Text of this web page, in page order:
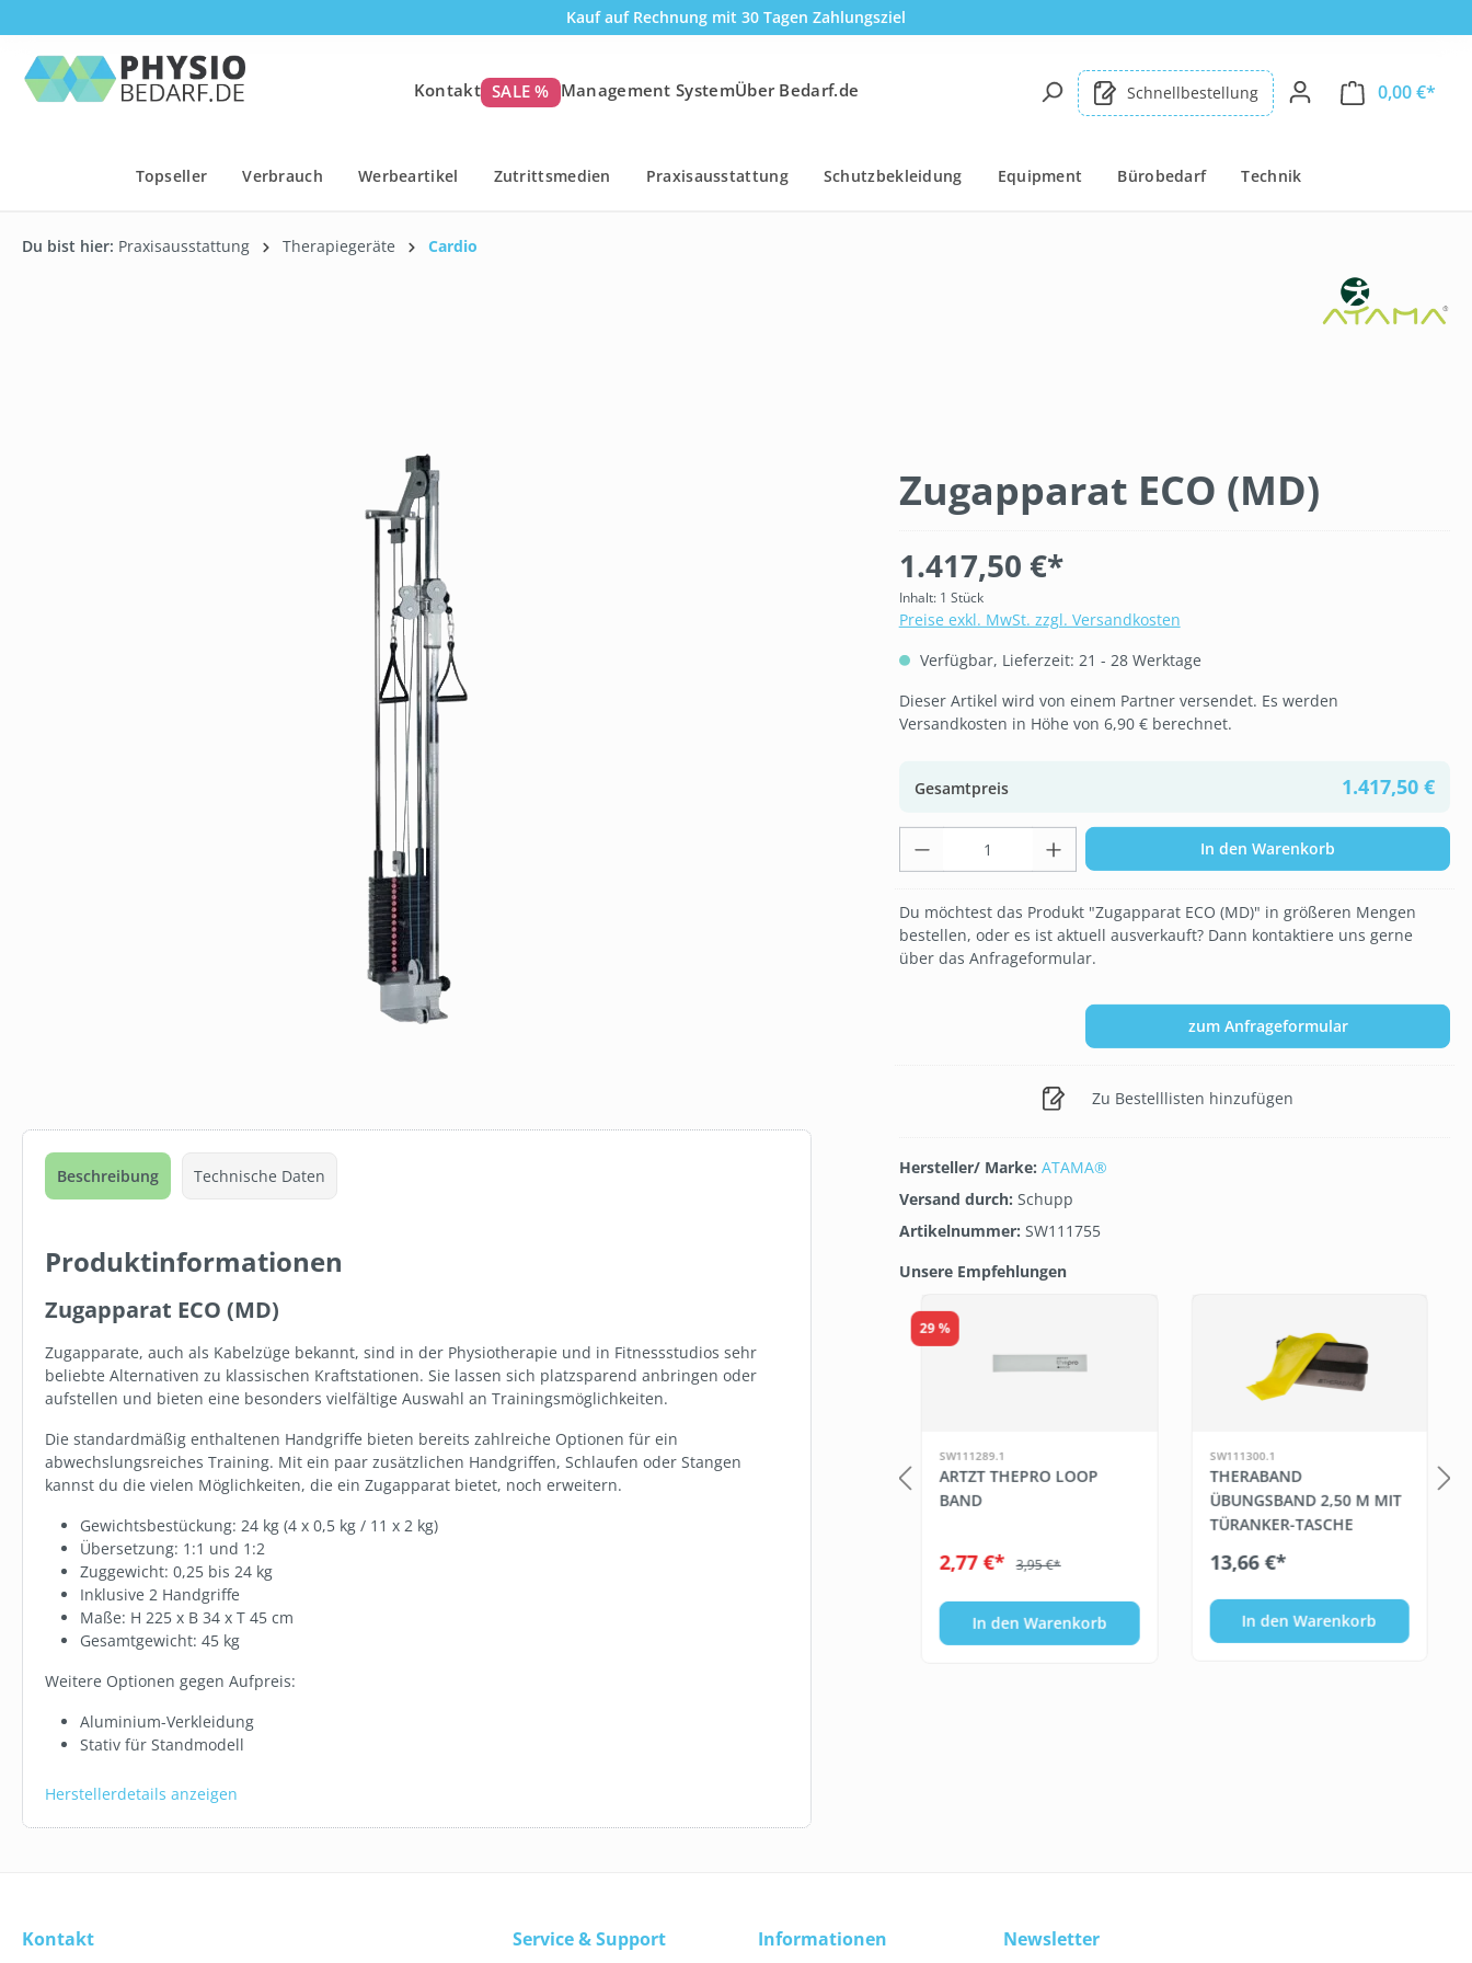
Kauf auf Rechnung mit 30 Tagen Zahlungsziel
Kontakt SALE % Management SystemÜber Bedarf.de Schnellbestellung 0,00 €*
Topseller Verbrauch Werbeartikel Zutrittsmedien Praxisausstattung Schutzbekleidung Equipment Bürobedarf Technik
Du bist hier: Praxisausstattung Therapiegeräte Cardio
Beschreibung Technische Daten
Produktinformationen
Zugapparat ECO (MD)
Zugapparate, auch als Kabelzüge bekannt, sind in der Physiotherapie und in Fitnessstudios sehr
beliebte Alternativen zu klassischen Kraftstationen. Sie lassen sich platzsparend anbringen oder
aufstellen und bieten eine besonders vielfältige Auswahl an Trainingsmöglichkeiten.
Die standardmäßig enthaltenen Handgriffe bieten bereits zahlreiche Optionen für ein
abwechslungsreiches Training. Mit ein paar zusätzlichen Handgriffen, Schlaufen oder Stangen
kannst du die vielen Möglichkeiten, die ein Zugapparat bietet, noch erweitern.
Gewichtsbestückung: 24 kg (4 x 0,5 kg / 11 x 2 kg)
Übersetzung: 1:1 und 1:2
Zuggewicht: 0,25 bis 24 kg
Inklusive 2 Handgriffe
Maße: H 225 x B 34 x T 45 cm
Gesamtgewicht: 45 kg
Weitere Optionen gegen Aufpreis:
Aluminium-Verkleidung
Stativ für Standmodell
Herstellerdetails anzeigen
Zugapparat ECO (MD)
1.417,50 €*
Inhalt: 1 Stück
Preise exkl. MwSt. zzgl. Versandkosten
Verfügbar, Lieferzeit: 21 - 28 Werktage
Dieser Artikel wird von einem Partner versendet. Es werden
Versandkosten in Höhe von 6,90 € berechnet.
Gesamtpreis 1.417,50 €
Produkt Anzahl: Gib den gewünschten Wert
In den Warenkorb
Du möchtest das Produkt "Zugapparat ECO (MD)" in größeren Mengen
bestellen, oder es ist aktuell ausverkauft? Dann kontaktiere uns gerne
über das Anfrageformular.
zum Anfrageformular
Zu Bestelllisten hinzufügen
Hersteller/ Marke: ATAMA®
Versand durch: Schupp
Artikelnummer: SW111755
Unsere Empfehlungen
SW10008.238
HANDTUCH MIT LOGO
50X100 CM
LB163
BEDARF.DE WET WIPES
29 %
SW111289.1
ARTZT THEPRO LOOP
BAND
2,77 €* 3,95 €*
In den Warenkorb
SW111300.1
THERABAND
ÜBUNGSBAND 2,50 M MIT
TÜRANKER-TASCHE
13,66 €*
In den Warenkorb
Kontakt Service & Support Informationen Newsletter